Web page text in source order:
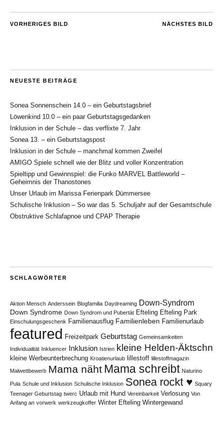
NÄCHSTES BILD
VORHERIGES BILD
NEUESTE BEITRÄGE
Sonea Sonnenschein 14.0 – ein Geburtstagsbrief
Löwenkind 10.0 – ein paar Geburtstagsgedanken
Inklusion in der Schule – das verflixte 7. Jahr
Sonea 13. – ein Geburtstagspost
Inklusion in der Schule – manchmal kommen Zweifel
AMIGO Spiele schnell wie der Blitz und voller Konzentration
Spieltipp und Gewinnspiel: die Funko MARVEL Battleworld –
Geheimnis der Thanostones
Unser Urlaub im Marissa Ferienpark Dümmersee
Schulische Inklusion – So war das 5. Schuljahr auf der Gesamtschule
Obstruktive Schlafapnoe und CPAP Therapie
SCHLAGWÖRTER
Aktion Mensch Anderssein Blogfamilia Daydreaming Down-Syndrom
Down Syndrome Down Syndrom und Pubertät Efteling Efteling Park
Einschulungsgeschenk Familienausflug Familienleben Familienurlaub
featured Freizeitpark Geburtstag Gemeinsamkeiten
Individualität Inkluencer Inklusion Istrien kleine Helden-Äktschn
kleine Werbeunterbrechung Kroatienurlaub lillestoff lillestoffmagazin
Malwettbewerb Mama näht Mama schreibt Naturino
Pula Schule und Inklusion Schulische Inklusion Sonea rockt ♥ Squary
Teenager Geburtstag twerc Urlaub mit Hund Vereinbarkeit Verlosung Von
Anfang an vorwerk werkzeugkoffer Winter Efteling Wintergewand